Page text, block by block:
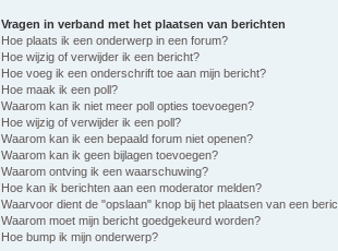
Vragen in verband met het plaatsen van berichten
Hoe plaats ik een onderwerp in een forum?
Hoe wijzig of verwijder ik een bericht?
Hoe voeg ik een onderschrift toe aan mijn bericht?
Hoe maak ik een poll?
Waarom kan ik niet meer poll opties toevoegen?
Hoe wijzig of verwijder ik een poll?
Waarom kan ik een bepaald forum niet openen?
Waarom kan ik geen bijlagen toevoegen?
Waarom ontving ik een waarschuwing?
Hoe kan ik berichten aan een moderator melden?
Waarvoor dient de "opslaan" knop bij het plaatsen van een
Waarom moet mijn bericht goedgekeurd worden?
Hoe bump ik mijn onderwerp?